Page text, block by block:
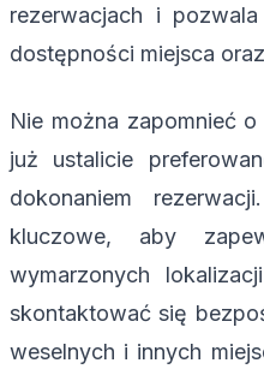
rezerwacjach i
dostępności miejsca
Nie można zapomnieć
już ustalicie
dokonaniem
kluczowe, aby
wymarzonych
skontaktować się
weselnych i innych